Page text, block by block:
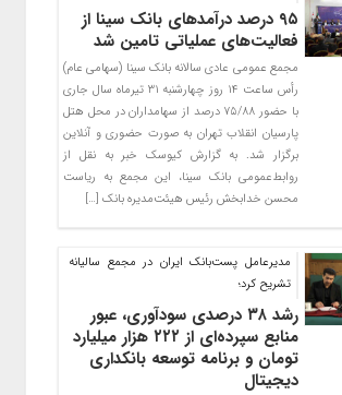
۹۵ درصد درآمدهای بانک سینا از
فعالیت‌های عملیاتی تامین شد
مجمع عمومی عادی سالانه بانک سینا (سهامی عام)
رأس ساعت ۱۴ روز چهارشنبه ۳۱ تیرماه سال جاری
با حضور ۷۵/۸۸ درصد از سهامداران در محل هتل
پارسیان انقلاب تهران به صورت حضوری و آنلاین
برگزار شد. به گزارش کیوسک خبر به نقل از
روابط‌عمومی بانک سینا، این مجمع به ریاست
محسن خدابخش رئیس هیئت‌مدیره بانک […]
مدیرعامل پست‌بانک ایران در مجمع سالیانه
تشریح کرد؛
رشد ۳۸ درصدی سودآوری، عبور
منابع سپرده‌ای از ۲۲۲ هزار میلیارد
تومان و برنامه توسعه بانکداری
دیجیتال